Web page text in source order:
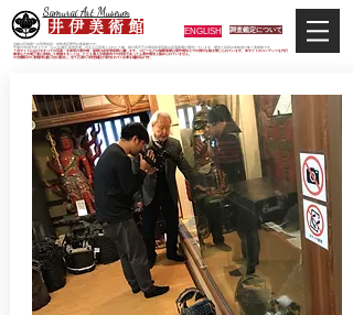
Samurai Art Museum
井 伊 美 術 館 ENGLISH 調査鑑定について
当館は日本唯一の甲冑武具・史料考証専門の美術館です。
平成29年度大河ドラマ「おんな城主 井伊直虎」の主人公直虎とされた人物、徳川四天王の筆頭井伊直政の直系後裔が運営しています。歴史と武具の本格派が集う美術館です。
＊当サイトにおけるすべての写真・文章等の著作権・版権は井伊美術館に属します。コピーなどの無断複製は著作権法上での例外を除き禁じられています。本サイトのコンテンツを代行
業者などの第三者に依頼して複製することは、たとえ個人や家庭内での利用であっても著作権法上認められていません。
※当館展示の刀剣類等は銃刀法に遵法し、​全て正真の刀剣登録証が添付されている事を確認済みです。